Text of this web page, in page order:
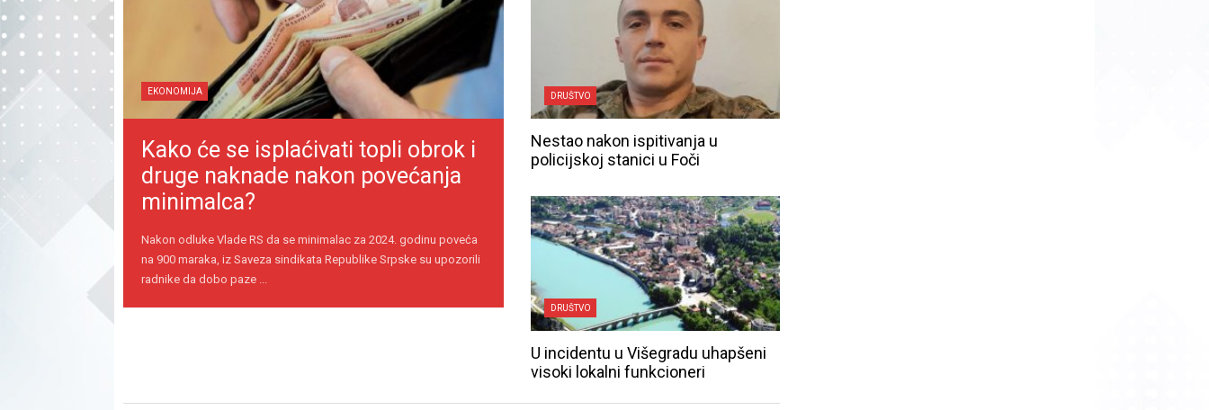
EKONOMIJA
Kako će se isplaćivati topli obrok i
druge naknade nakon povećanja
minimalca?
Nakon odluke Vlade RS da se minimalac za 2024. godinu poveća
na 900 maraka, iz Saveza sindikata Republike Srpske su upozorili
radnike da dobo paze ...
DRUŠTVO
Nestao nakon ispitivanja u
policijskoj stanici u Foči
DRUŠTVO
U incidentu u Višegradu uhapšeni
visoki lokalni funkcioneri